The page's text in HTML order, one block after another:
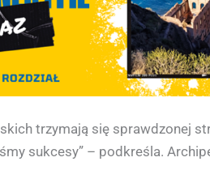
trzymają się sprawdzonej
sukcesy” – podkreśla.